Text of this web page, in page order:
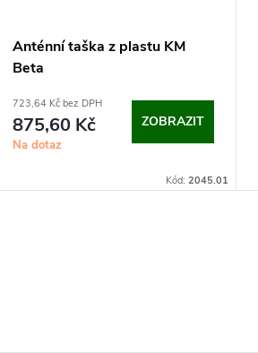
Anténní taška z plastu KM
Beta
723,64 Kč bez DPH
875,60 Kč
Na dotaz
ZOBRAZIT
Kód: 2045.01